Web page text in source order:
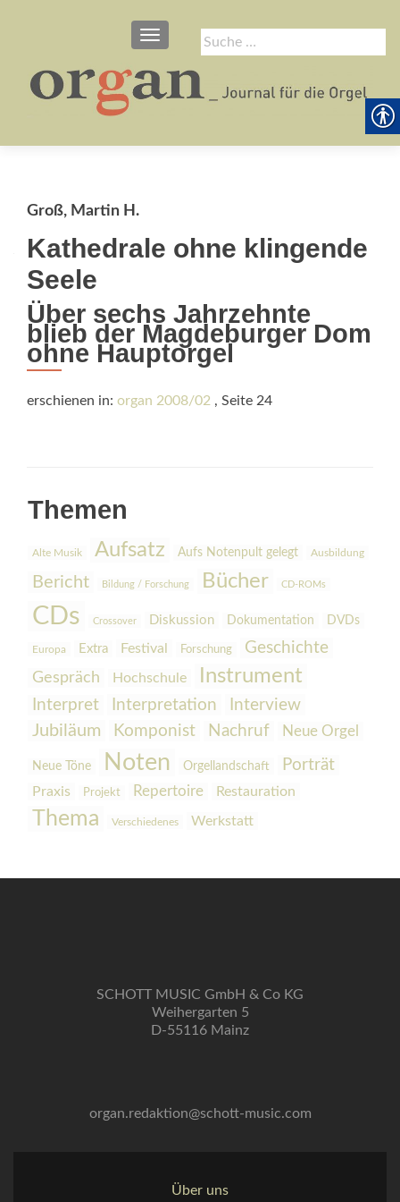
Suche
nach:
SCHALTE NAVIGATION
Groß, Martin H.
Kathedrale ohne klingende
Seele
Über sechs Jahrzehnte
blieb der Magdeburger Dom
ohne Hauptorgel
erschienen in: organ 2008/02 , Seite 24
Themen
Alte Musik Aufsatz Aufs Notenpult gelegt Ausbildung
Bericht Bildung / Forschung Bücher CD-ROMs
CDs Crossover Diskussion Dokumentation DVDs
Europa Extra Festival Forschung Geschichte
Gespräch Hochschule Instrument
Interpret Interpretation
Interview
Jubiläum
Komponist Nachruf Neue Orgel
Neue Töne Noten Orgellandschaft Porträt
Praxis Projekt Repertoire Restauration
Thema Verschiedenes Werkstatt
SCHOTT MUSIC GmbH & Co KG
Weihergarten 5
D-55116 Mainz
organ.redaktion@schott-music.com
Über uns